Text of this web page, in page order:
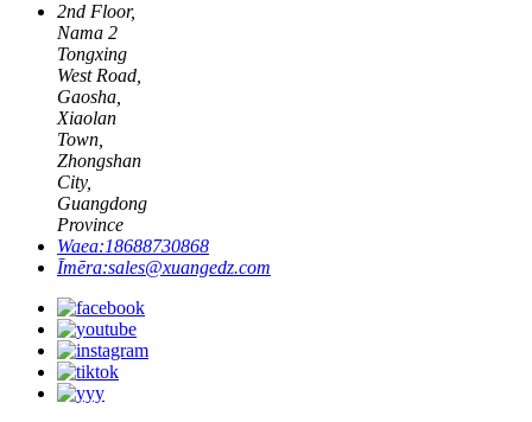
2nd Floor,
Nama 2
Tongxing
West Road,
Gaosha,
Xiaolan
Town,
Zhongshan
City,
Guangdong
Province
Waea:18688730868
Īmēra:sales@xuangedz.com